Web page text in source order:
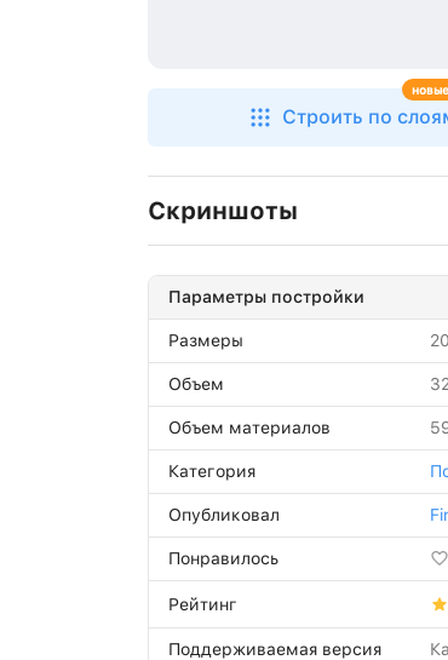
Строить по
Скриншоты
Параметры постройки
Размеры
Объем
Объем материалов
Категория
Опубликовал
Понравилось
Рейтинг
Поддерживаемая версия